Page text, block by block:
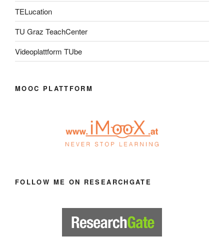
TELucation
TU Graz TeachCenter
Videoplattform TUbe
MOOC PLATTFORM
FOLLOW ME ON RESEARCHGATE